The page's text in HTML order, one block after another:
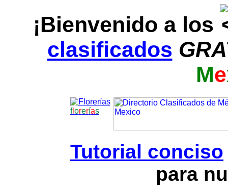
¡Bienvenido a los
clasificados
Me
florerías
Tutorial conciso
para